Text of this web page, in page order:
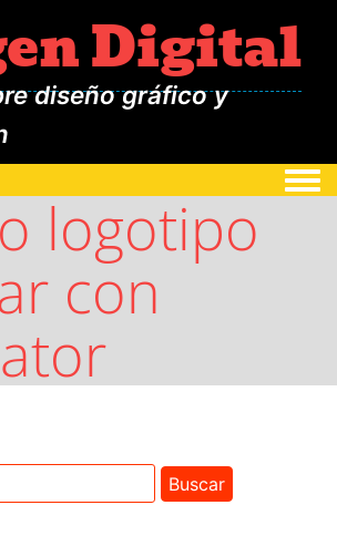
Digital
diseño gráfico y
logotipo
con